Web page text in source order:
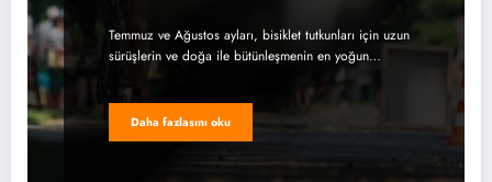
Temmuz ve Ağustos ayları, bisiklet tutkunları için uzun
sürüşlerin ve doğa ile bütünleşmenin en yoğun…
Daha fazlasını oku